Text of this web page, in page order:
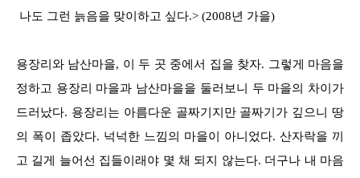
나도 그런 늙음을 맞이하고 싶다.> (2008년 가을)
용장리와 남산마을, 이 두 곳 중에서 집을 찾자. 그렇게 마음을
정하고 용장리 마을과 남산마을을 둘러보니 두 마을의 차이가
드러났다. 용장리는 아름다운 골짜기지만 골짜기가 깊으니 땅
의 폭이 좁았다. 넉넉한 느낌의 마을이 아니었다. 산자락을 끼
고 길게 늘어선 집들이래야 몇 채 되지 않는다. 더구나 내 마음